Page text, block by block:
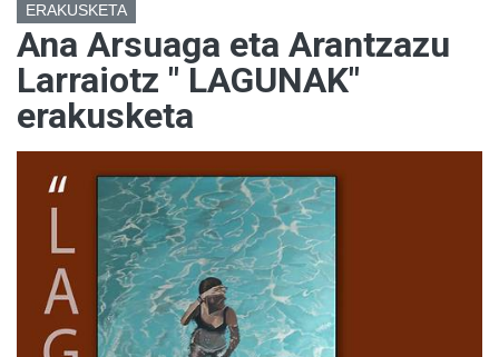
ERAKUSKETA
Ana Arsuaga eta Arantzazu
Larraiotz " LAGUNAK"
erakusketa